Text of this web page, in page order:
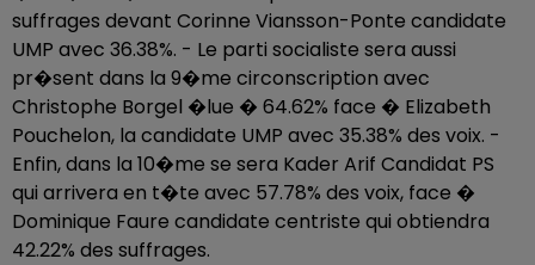
suffrages devant Corinne Viansson-Ponte candidate
UMP avec 36.38%. - Le parti socialiste sera aussi
pr�sent dans la 9�me circonscription avec
Christophe Borgel �lue � 64.62% face � Elizabeth
Pouchelon, la candidate UMP avec 35.38% des voix. -
Enfin, dans la 10�me se sera Kader Arif Candidat PS
qui arrivera en t�te avec 57.78% des voix, face �
Dominique Faure candidate centriste qui obtiendra
42.22% des suffrages.